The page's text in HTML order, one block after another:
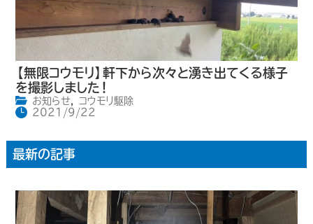
【無限コウモリ】軒下から次々と湧き出てくる様子
を撮影しました！
お知らせ,
コウモリ駆除
2021/9/22
最新の記事